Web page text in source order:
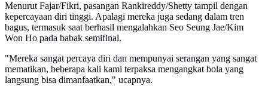
Menurut Fajar/Fikri, pasangan Rankireddy/Shetty tampil dengan
kepercayaan diri tinggi. Apalagi mereka juga sedang dalam tren
bagus, termasuk saat berhasil mengalahkan Seo Seung Jae/Kim
Won Ho pada babak semifinal.
"Mereka sangat percaya diri dan mempunyai serangan yang sangat
mematikan, beberapa kali kami terpaksa mengangkat bola yang
langsung bisa dimanfaatkan," ucapnya.